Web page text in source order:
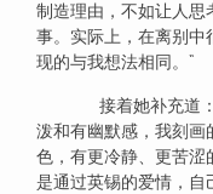
制造理由，不如让人思
事。实际上，在离别中
现的与我想法相同。”
接着她补充道：
泼和有幽默感，我刻画
色，有更冷静、更苦涩
是通过英锡的爱情，自